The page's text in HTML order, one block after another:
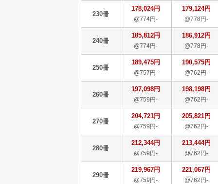
230冊
178,024円
@774円-
179,124円
@778円-
240冊
185,812円
@774円-
186,912円
@778円-
250冊
189,475円
@757円-
190,575円
@762円-
260冊
197,098円
@759円-
198,198円
@762円-
270冊
204,721円
@759円-
205,821円
@762円-
280冊
212,344円
@759円-
213,444円
@762円-
290冊
219,967円
@759円-
221,067円
@762円-